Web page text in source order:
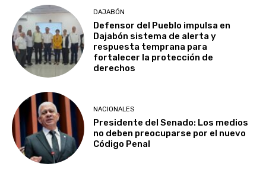
DAJABÓN
Defensor del Pueblo impulsa en
Dajabón sistema de alerta y
respuesta temprana para
fortalecer la protección de
derechos
NACIONALES
Presidente del Senado: Los medios
no deben preocuparse por el nuevo
Código Penal